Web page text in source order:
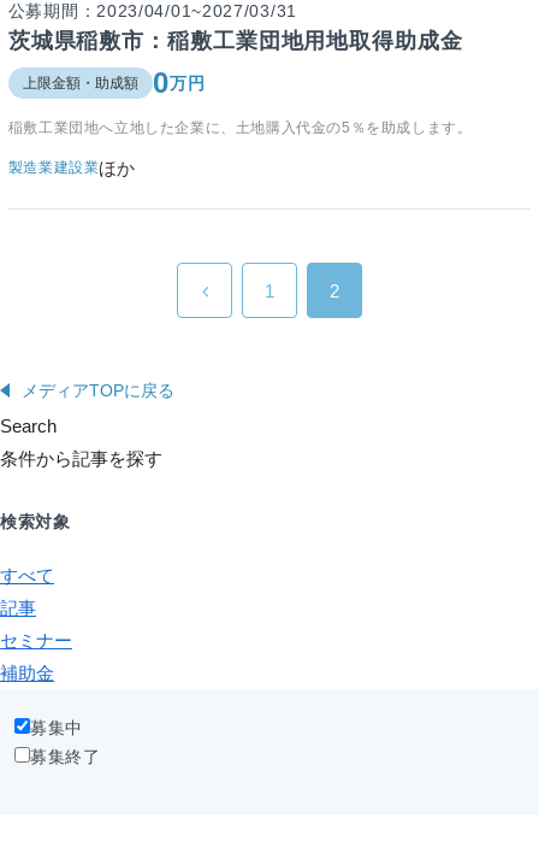
公募期間：2023/04/01~2027/03/31
茨城県稲敷市：稲敷工業団地用地取得助成金
上限金額・助成額 0万円
稲敷工業団地へ立地した企業に、土地購入代金の5％を助成します。
製造業建設業ほか
1 2
メディアTOPに戻る
Search
条件から記事を探す
検索対象
すべて
記事
セミナー
補助金
募集中
募集終了